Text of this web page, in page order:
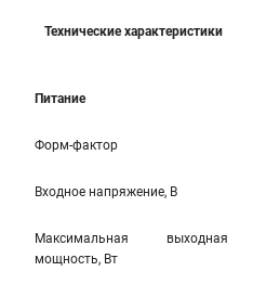
Технические характеристики
Питание
Форм-фактор
Входное напряжение, В
Максимальная выходная
мощность, Вт